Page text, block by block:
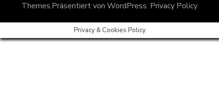
Themes.Präsentiert von WordPress. Privacy Policy
Privacy & Cookies Policy